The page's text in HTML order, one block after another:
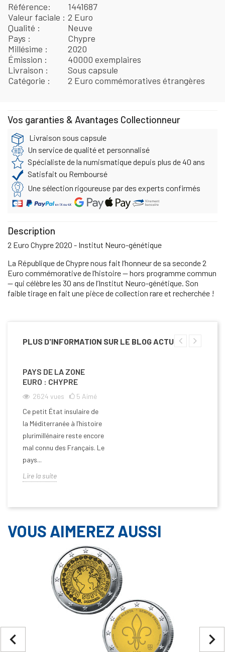
Référence
1441687
Valeur faciale
2 Euro
Qualité
Neuve
Pays
Chypre
Millésime
2020
Émission
40000 exemplaires
Livraison
Sous capsule
Catégorie
2 Euro commémoratives étrangères
Vos garanties & Avantages Collectionneur
Livraison sous capsule
Un service de qualité et personnalisé
Spécialiste de la numismatique depuis plus de 40 ans
Satisfait ou Remboursé
Une sélection rigoureuse par des experts confirmés
Description
2 Euro Chypre 2020 - Institut Neuro-génétique
La République de Chypre nous fait l’honneur de sa seconde 2
Euro commémorative de l’histoire — hors programme commun
— qui célèbre les 30 ans de l’Institut Neuro-génétique. Son
faible tirage en fait une pièce de collection rare et recherchée !
PLUS D'INFORMATION SUR LE BLOG ACTU
PAYS DE LA ZONE
EURO : CHYPRE
2624 vues 5 Aimé
Ce petit État insulaire de
la Méditerranée à l’histoire
plurimillénaire reste encore
mal connu des Français. Le
pays...
Lire la suite
VOUS AIMEREZ AUSSI
navigate_next
navigate_before